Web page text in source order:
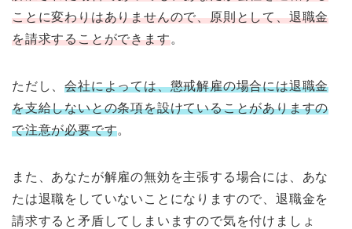
ことに変わりはありませんので、原則として、退職金
を請求することができます。
ただし、会社によっては、懲戒解雇の場合には退職金
を支給しないとの条項を設けていることがありますの
で注意が必要です。
また、あなたが解雇の無効を主張する場合には、あな
たは退職をしていないことになりますので、退職金を
請求すると矛盾してしまいますので気を付けましょ